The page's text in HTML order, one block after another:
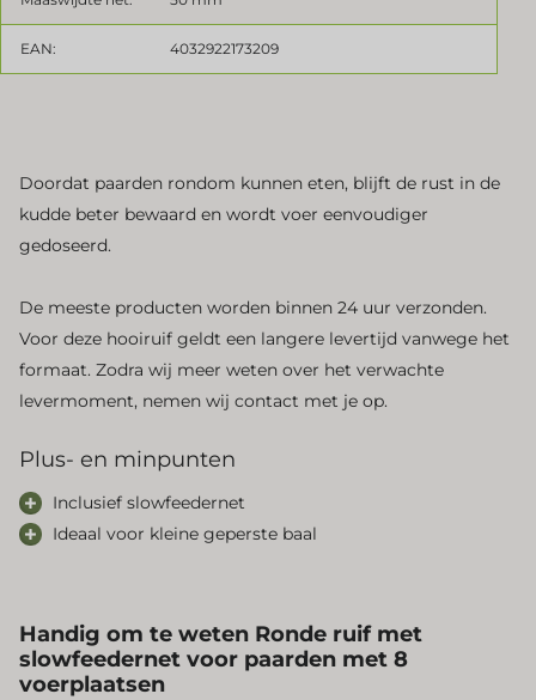
EAN: 4032922173209
Doordat paarden rondom kunnen eten, blijft de rust in de
kudde beter bewaard en wordt voer eenvoudiger
gedoseerd.
De meeste producten worden binnen 24 uur verzonden.
Voor deze hooiruif geldt een langere levertijd vanwege het
formaat. Zodra wij meer weten over het verwachte
levermoment, nemen wij contact met je op.
Plus- en minpunten
Inclusief slowfeedernet
Ideaal voor kleine geperste baal
Handig om te weten Ronde ruif met
slowfeedernet voor paarden met 8
voerplaatsen